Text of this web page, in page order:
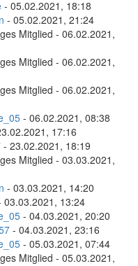
- 05.02.2021, 18:18
- 05.02.2021, 21:24
Mitglied - 06.02.2021,
Mitglied - 06.02.2021,
Mitglied - 06.02.2021,
- 06.02.2021, 08:38
17:16
- 23.02.2021, 18:19
Mitglied - 03.03.2021,
- 03.03.2021, 14:20
03.03.2021, 13:24
- 04.03.2021, 20:20
- 04.03.2021, 23:16
- 05.03.2021, 07:44
Mitglied - 05.03.2021,